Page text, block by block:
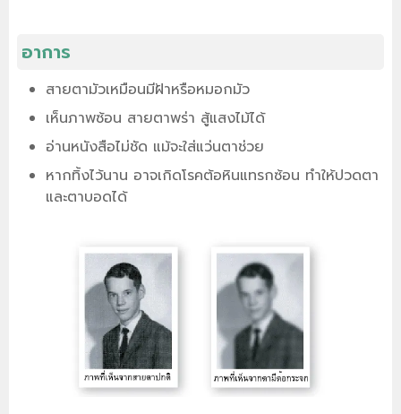
อาการ
สายตามัวเหมือนมีฝ้าหรือหมอกมัว
เห็นภาพซ้อน สายตาพร่า สู้แสงไม้ได้
อ่านหนังสือไม่ชัด แม้จะใส่แว่นตาช่วย
หากทิ้งไว้นาน อาจเกิดโรคต้อหินแทรกซ้อน ทำให้ปวดตา
และตาบอดได้